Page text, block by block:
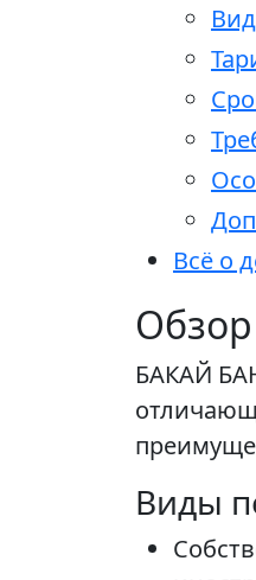
Всё о
БАКАЙ
Виды